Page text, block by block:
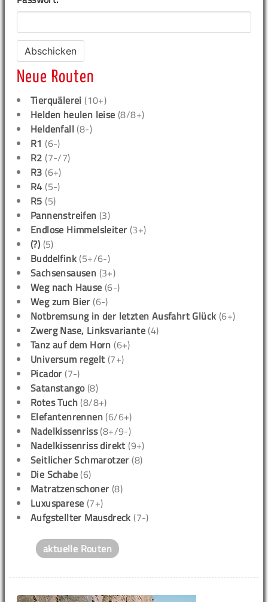
Neue Routen
Tierquälerei (10+)
Helden heulen leise (8/8+)
Heldenfall (8-)
R1 (6-)
R2 (7-/7)
R3 (6+)
R4 (5-)
R5 (5)
Pannenstreifen (3)
Endlose Himmelsleiter (3+)
(?) (5)
Buddelfink (5+/6-)
Sachsensausen (3+)
Weg nach Hause (6-)
Weg zum Bier (6-)
Notbremsung in der letzten Ausfahrt Glück (6+)
Zwerg Nase, Linksvariante (4)
Tanz auf dem Horn (6+)
Universum regelt (7+)
Picador (7-)
Satanstango(8)
Rotes Tuch (8/8+)
Elefantenrennen (6/6+)
Nadelkissenriss(8+/9-)
Nadelkissenriss direkt (9+)
Seitlicher Schmarotzer (8)
Die Schabe (6)
Matratzenschoner (8)
Luxusparese (7+)
Aufgstellter Mausdreck (7-)
aktuelle Routen